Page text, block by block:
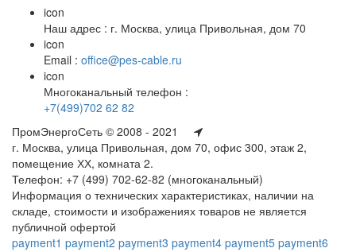
icon
Наш адрес : г. Москва, улица Привольная, дом 70
icon
Email : office@pes-cable.ru
icon
Многоканальный телефон :
+7(499)702 62 82
ПромЭнергоСеть © 2008 - 2021
г. Москва, улица Привольная, дом 70, офис 300, этаж 2,
помещение ХХ, комната 2.
Телефон: +7 (499) 702-62-82 (многоканальный)
Информация о технических характеристиках, наличии на
складе, стоимости и изображениях товаров не является
публичной офертой
payment1 payment2 payment3 payment4 payment5 payment6